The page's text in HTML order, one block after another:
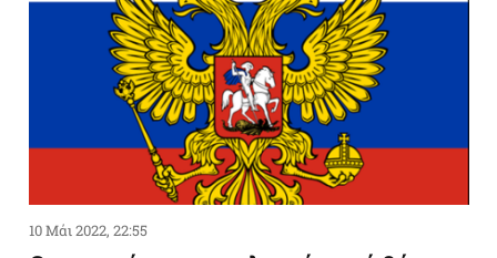
10 Μάι 2022, 22:55